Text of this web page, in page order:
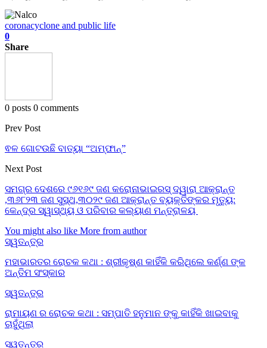
coronacyclone and public life
0
Share
0 posts 0 comments
Prev Post
ଵଳ ଗୋଟଉଛି ବାତ୍ୟା “ଅମ୍ଫାନ୍”
Next Post
ସମଗ୍ର ଦେଶରେ ୯୬୧୬୯ ଜଣ କରୋନାଭାଇରସ୍ ଦ୍ୱାରା ଆକ୍ରାନ୍ତ
,୩୬୮୨୩ ଜଣ ସୁସ୍ଥ,୩୦୨୯ ଜଣ ଆକ୍ରାନ୍ତ ବ୍ୟକ୍ତିଙ୍କର ମୃତ୍ୟୁ:
କେନ୍ଦ୍ର ସ୍ୱାସ୍ଥ୍ୟ ଓ ପରିବାର କଲ୍ୟାଣ ମନ୍ତ୍ରାଳୟ
You might also like More from author
ସ୍ୱତନ୍ତ୍ର
ମହାଭାରତର ରୋଚକ କଥା : ଶ୍ରୀକୃଷ୍ଣ କାହିଁକି କରିଥିଲେ କର୍ଣ୍ଣ ଙ୍କ
ଅନ୍ତିମ ସଂସ୍କାର
ସ୍ୱତନ୍ତ୍ର
ରାମାୟଣ ର ରୋଚକ କଥା : ସମ୍ପାତି ହନୁମାନ ଙ୍କୁ କାହିଁକି ଖାଇବାକୁ
ଚାହୁଁଥିଲା
ସ୍ୱତନ୍ତ୍ର